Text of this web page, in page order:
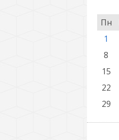
Пн
1
8
15
22
29